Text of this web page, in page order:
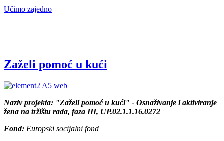
Učimo zajedno
Zaželi pomoć u kući
Naziv projekta: "Zaželi pomoć u kući" - Osnaživanje i aktiviranje
žena na tržištu rada, faza III, UP.02.1.1.16.0272
Fond: Europski socijalni fond